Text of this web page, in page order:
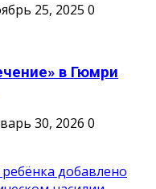
25, 2025 0
в Гюмри
30, 2026 0